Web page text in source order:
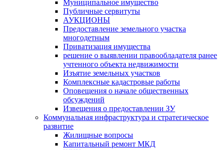
Муниципальное имущество
Публичные сервитуты
АУКЦИОНЫ
Предоставление земельного участка
многодетным
Приватизация имущества
решение о выявлении правообладателя ранее
учтенного объекта недвижимости
Изъятие земельных участков
Комплексные кадастровые работы
Оповещения о начале общественных
обсуждений
Извещения о предоставлении ЗУ
Коммунальная инфраструктура и стратегическое
развитие
Жилищные вопросы
Капитальный ремонт МКД